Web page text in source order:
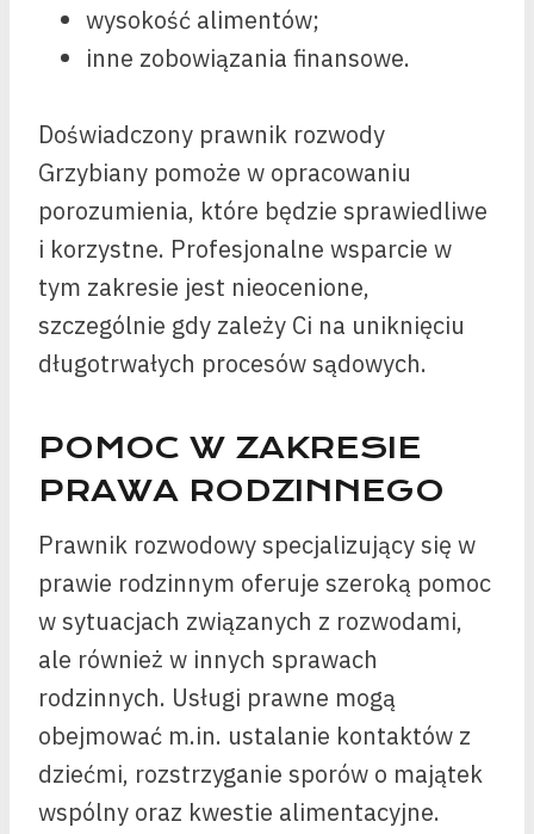
wysokość alimentów;
inne zobowiązania finansowe.
Doświadczony prawnik rozwody
Grzybiany pomoże w opracowaniu
porozumienia, które będzie sprawiedliwe
i korzystne. Profesjonalne wsparcie w
tym zakresie jest nieocenione,
szczególnie gdy zależy Ci na uniknięciu
długotrwałych procesów sądowych.
POMOC W ZAKRESIE
PRAWA RODZINNEGO
Prawnik rozwodowy specjalizujący się w
prawie rodzinnym oferuje szeroką pomoc
w sytuacjach związanych z rozwodami,
ale również w innych sprawach
rodzinnych. Usługi prawne mogą
obejmować m.in. ustalanie kontaktów z
dziećmi, rozstrzyganie sporów o majątek
wspólny oraz kwestie alimentacyjne.